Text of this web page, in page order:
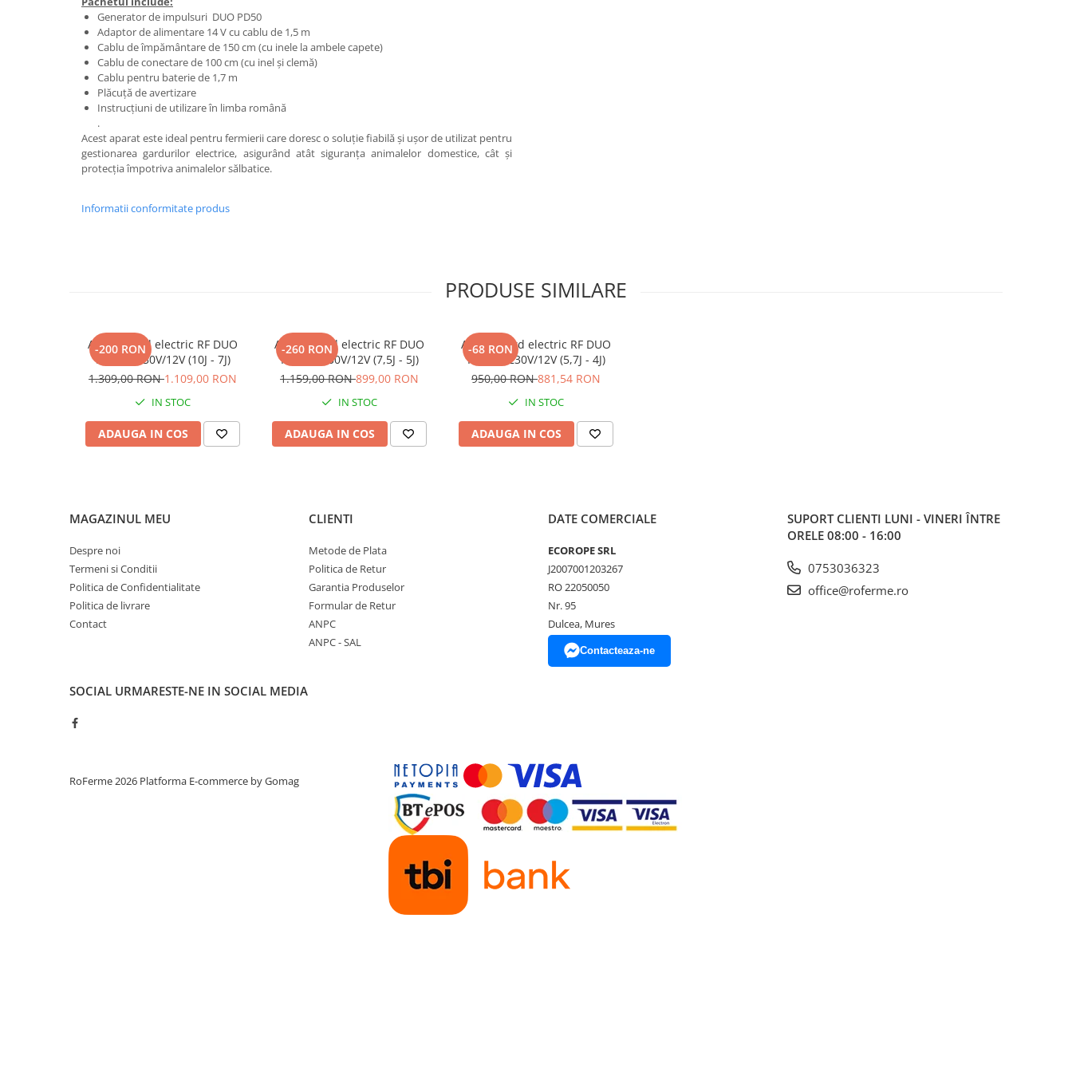
Sisteme fotovoltaice
Combaterea daunatorilor
Intretinere gazon
Prelucrarea solului
Centuri marfa & Chingi
Chingi ancorare 1 tona
Chingi ancorare 3 tone
Intretinere
Spray-uri tehnice, vaseline
Tractare / Carlige auto
Coliere furtunuri - tevi
Generator de impulsuri DUO PD50
Adaptor de alimentare 14 V cu cablu de 1,5 m
Cablu de împământare de 150 cm (cu inele la ambele capete)
Cablu de conectare de 100 cm (cu inel și clemă)
Cablu pentru baterie de 1,7 m
Plăcuță de avertizare
Instrucțiuni de utilizare în limba română
.
Acest aparat este ideal pentru fermierii care doresc o soluție fiabilă și ușor de utilizat pentru
gestionarea gardurilor electrice, asigurând atât siguranța animalelor domestice, cât și
protecția împotriva animalelor sălbatice.
Informatii conformitate produs
PRODUSE SIMILARE
-200 RON
Aparat gard electric RF DUO
PDX70- 230V/12V (10J - 7J)
1.309,00 RON1.109,00 RON
IN STOC
ADAUGA IN COS
-260 RON
Aparat gard electric RF DUO
PDX50- 230V/12V (7,5J - 5J)
1.159,00 RON899,00 RON
IN STOC
ADAUGA IN COS
-68 RON
Aparat gard electric RF DUO
PDX40- 230V/12V (5,7J - 4J)
950,00 RON881,54 RON
IN STOC
ADAUGA IN COS
MAGAZINUL MEU
Despre noi
Termeni si Conditii
Politica de Confidentialitate
Politica de livrare
Contact
CLIENTI
Metode de Plata
Politica de Retur
Garantia Produselor
Formular de Retur
ANPC
ANPC - SAL
DATE COMERCIALE
ECOROPE SRL
J2007001203267
RO 22050050
Nr. 95
Dulcea, Mures
Contacteaza-ne
SUPORT CLIENTI LUNI - VINERI ÎNTRE
ORELE 08:00 - 16:00
0753036323
office@roferme.ro
SOCIAL URMARESTE-NE IN SOCIAL MEDIA
RoFerme 2026 Platforma E-commerce by Gomag